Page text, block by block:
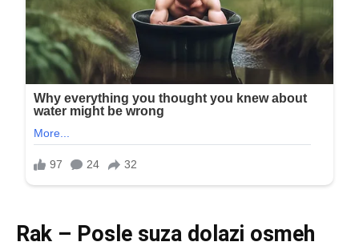
Rak – Posle suza dolazi osmeh